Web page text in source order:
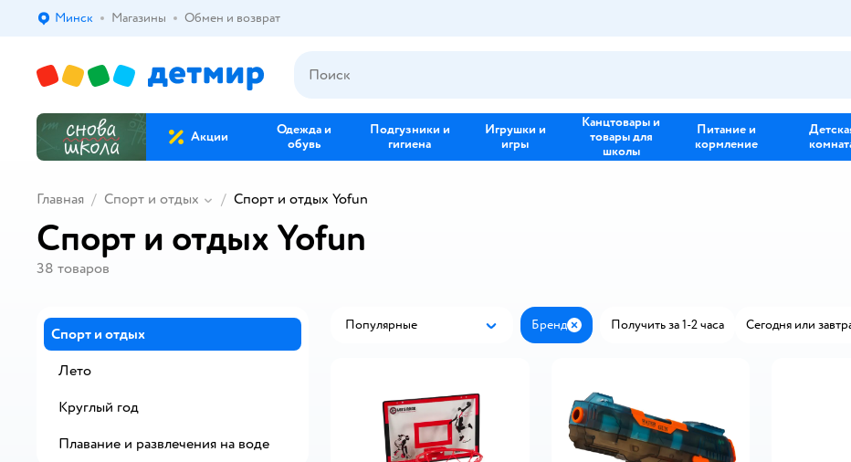
Выбор адреса доставки.
Минск Магазины Обмен и возврат
Акции
Одежда и
обувь
Подгузники и
гигиена
Игрушки и
игры
Канцтовары и
товары для
школы
Питание и
кормление
Главная Спорт и отдых Спорт и отдых Yofun
Спорт и отдых Yofun
38 товаров
Популярные
Популярные Бренд ЗакрытьПолучить за 1-2 часа Сегодня или
Спорт и отдых
Лето
Круглый год
Плавание и развлечения на воде